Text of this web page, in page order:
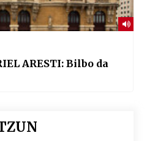
ARESTI: Bilbo da